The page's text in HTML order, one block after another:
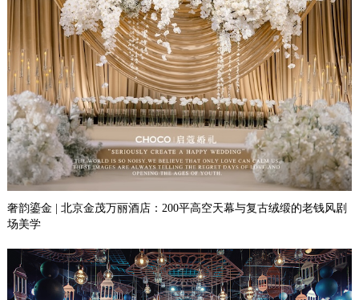
奢韵鎏金 | 北京金茂万丽酒店：200平高空天幕与复古绒缎的老钱风剧
场美学